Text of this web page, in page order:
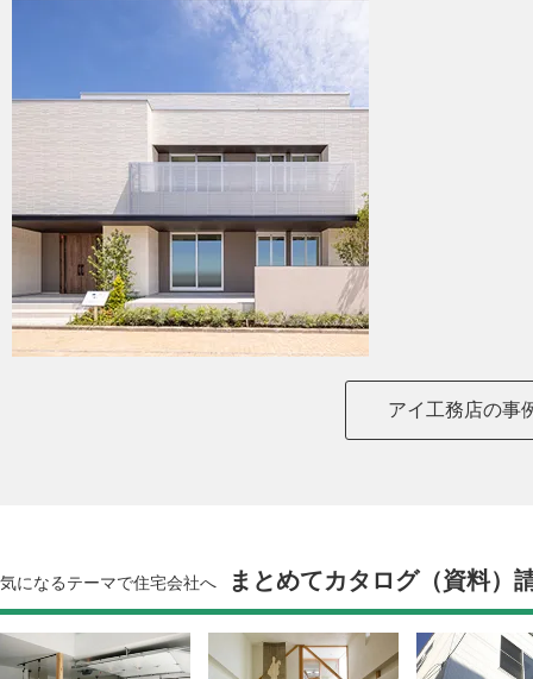
アイ工務店の事
気になるテーマで住宅会社へ まとめてカタログ（資料）